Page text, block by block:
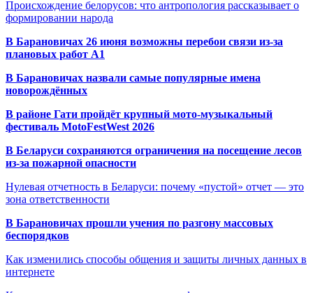
Происхождение белорусов: что антропология рассказывает о
формировании народа
В Барановичах 26 июня возможны перебои связи из-за
плановых работ A1
В Барановичах назвали самые популярные имена
новорождённых
В районе Гати пройдёт крупный мото-музыкальный
фестиваль MotoFestWest 2026
В Беларуси сохраняются ограничения на посещение лесов
из-за пожарной опасности
Нулевая отчетность в Беларуси: почему «пустой» отчет — это
зона ответственности
В Барановичах прошли учения по разгону массовых
беспорядков
Как изменились способы общения и защиты личных данных в
интернете